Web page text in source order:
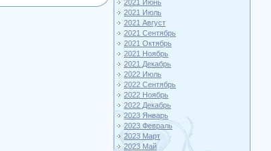
2021 Июнь
2021 Июль
2021 Август
2021 Сентябрь
2021 Октябрь
2021 Ноябрь
2021 Декабрь
2022 Июль
2022 Сентябрь
2022 Ноябрь
2022 Декабрь
2023 Январь
2023 Февраль
2023 Март
2023 Май